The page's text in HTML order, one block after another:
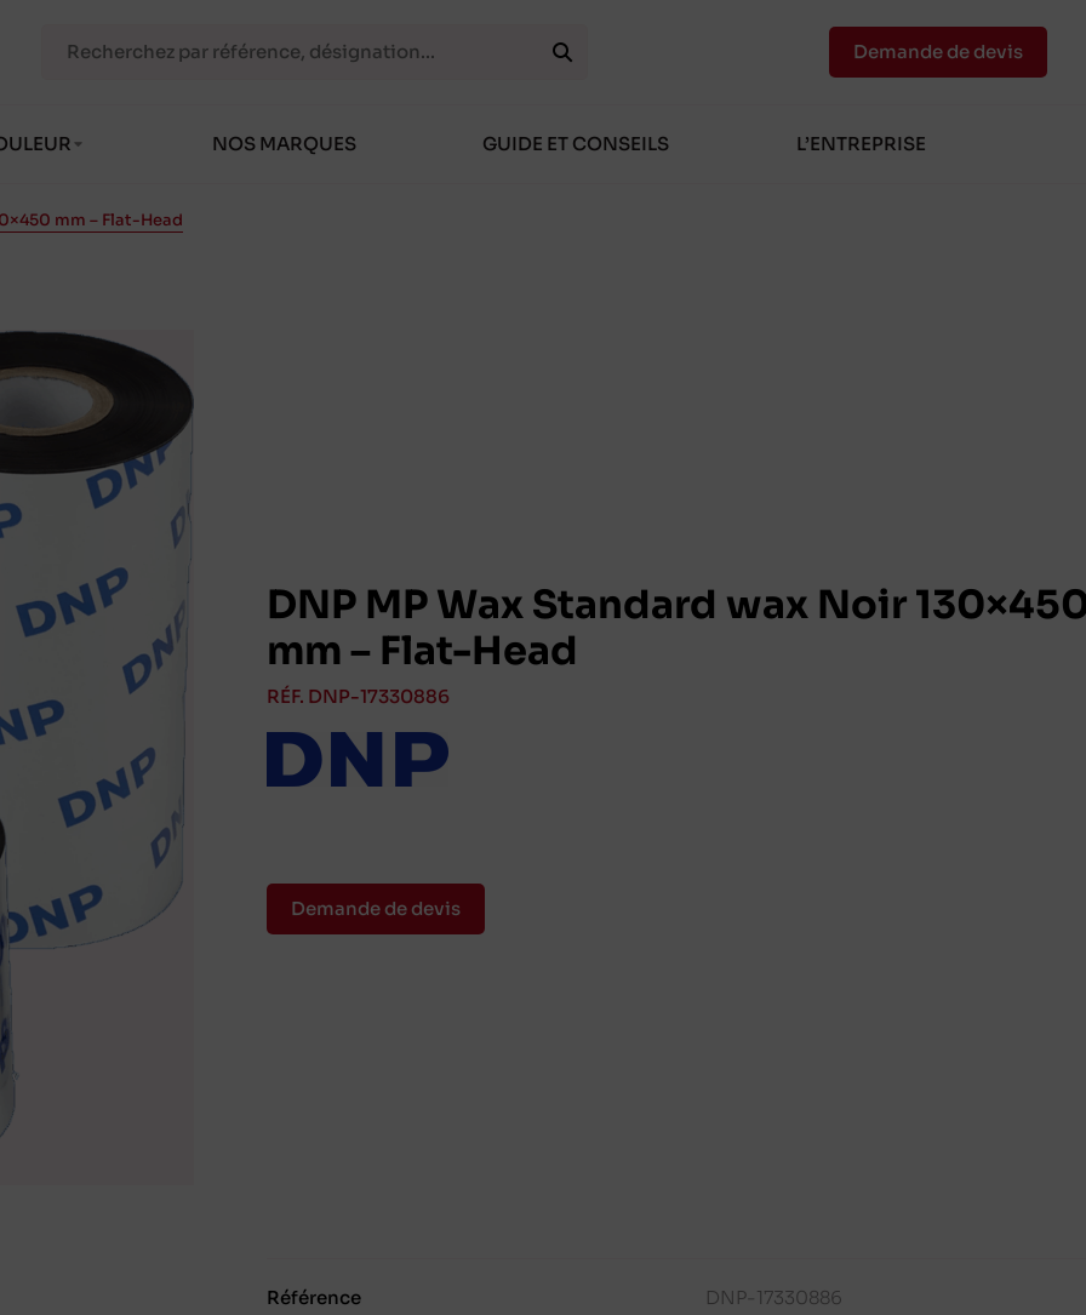
NOS MARQUES GUIDE ET CONSEILS L’ENTREPRISE
Demande de devis
mm – Flat-Head
DNP MP Wax Standard wax Noir
mm – Flat-Head
RÉF. DNP-17330886
Demande de devis
Référence DNP-17330886